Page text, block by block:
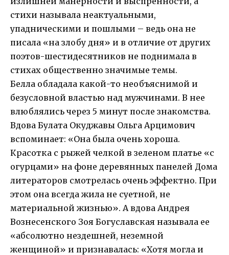
стихи называла неактуальными,
упадническими и пошлыми – ведь она не
писала «на злобу дня» и в отличие от других
поэтов-шестидесятников не поднимала в
стихах общественно значимые темы.
Белла обладала какой-то необъяснимой и
безусловной властью над мужчинами. В нее
влюблялись через 5 минут после знакомства.
Вдова Булата Окуджавы Ольга Арцимович
вспоминает: «Она была очень хороша.
Красотка с рыжей челкой в зеленом платье «с
огурцами» на фоне деревянных панелей Дома
литераторов смотрелась очень эффектно. При
этом она всегда жила не суетной, не
материальной жизнью». А вдова Андрея
Вознесенского Зоя Богуславская называла ее
«абсолютно нездешней, неземной
женщиной» и признавалась: «Хотя могла и